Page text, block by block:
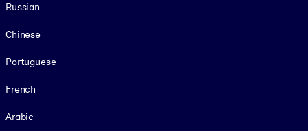
Russian
Chinese
Portuguese
French
Arabic